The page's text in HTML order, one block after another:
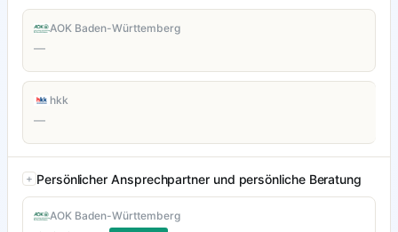
AOK Baden-Württemberg
—
hkk
—
Persönlicher Ansprechpartner und persönliche Beratung
AOK Baden-Württemberg